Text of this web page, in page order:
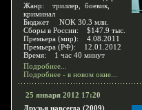
Жанр: триллер, боевик,
криминал
Бюджет NOK 30.3 млн.
Сборы в России: $147.9 тыс.
Премьера (мир): 4.08.2011
Премьера (РФ): 12.01.2012
Время: 1 час 40 минут
Подробнее...
Подробнее - в новом окне...
25 января 2012 17:20
Друзья навсегда (2009)